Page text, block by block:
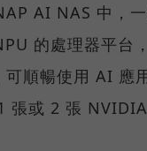
AI NAS 中，
的處理器平台
可順暢使用 AI 應
張或 2 張